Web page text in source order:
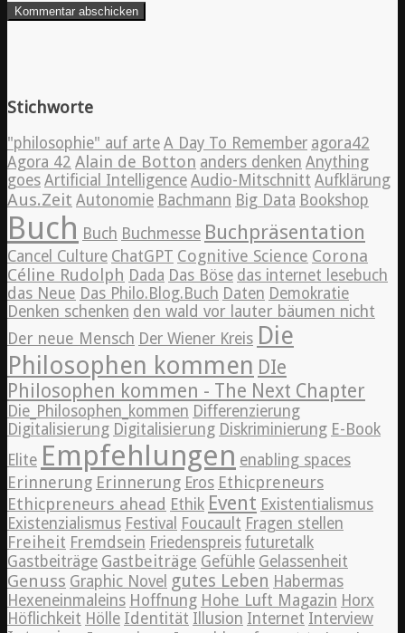
Stichworte
"philosophie" auf arte A Day To Remember agora42
Agora 42 Alain de Botton anders denken Anything
goes Artificial Intelligence Audio-Mitschnitt Aufklärung
Aus.Zeit Autonomie Bachmann Big Data Bookshop
Buch Buch Buchmesse Buchpräsentation
Cancel Culture ChatGPT Cognitive Science Corona
Céline Rudolph Dada Das Böse das internet lesebuch
das Neue Das Philo.Blog.Buch Daten Demokratie
Denken schenken den wald vor lauter bäumen nicht
Der neue Mensch Der Wiener Kreis Die
Philosophen kommen DIe
Philosophen kommen - The Next Chapter
Die_Philosophen_kommen Differenzierung
Digitalisierung Digitalisierung Diskriminierung E-Book
Elite Empfehlungen enabling spaces
Erinnerung Erinnerung Eros Ethicpreneurs
Ethicpreneurs ahead Ethik Event Existentialismus
Existenzialismus Festival Foucault Fragen stellen
Freiheit Fremdsein Friedenspreis futuretalk
Gastbeiträge Gastbeiträge Gefühle Gelassenheit
Genuss Graphic Novel gutes Leben Habermas
Hexeneinmaleins Hoffnung Hohe Luft Magazin Horx
Höflichkeit Hölle Identität Illusion Internet Interview